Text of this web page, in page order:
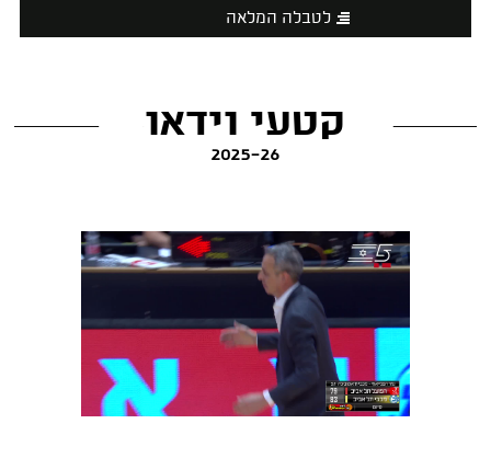
לטבלה המלאה
קטעי וידאו
2025-26